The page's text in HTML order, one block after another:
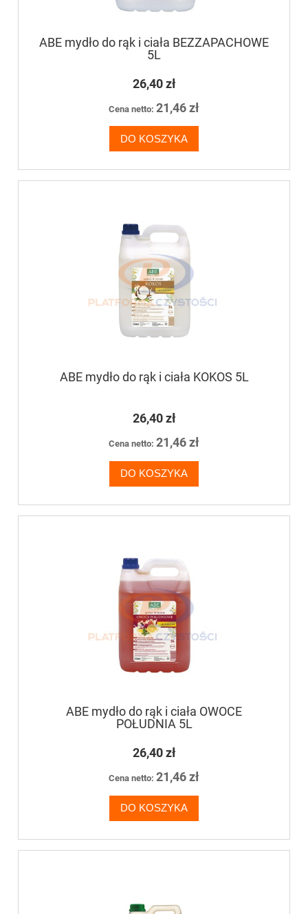
ABE mydło do rąk i ciała BEZZAPACHOWE
5L
26,40 zł
Cena netto: 21,46 zł
DO KOSZYKA
ABE mydło do rąk i ciała KOKOS 5L
26,40 zł
Cena netto: 21,46 zł
DO KOSZYKA
ABE mydło do rąk i ciała OWOCE
POŁUDNIA 5L
26,40 zł
Cena netto: 21,46 zł
DO KOSZYKA